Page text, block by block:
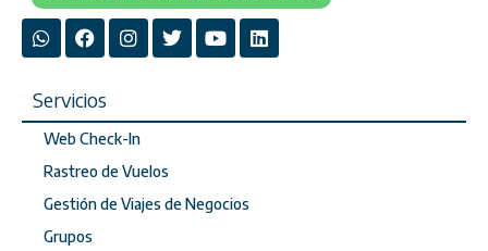
Servicios
Web Check-In
Rastreo de Vuelos
Gestión de Viajes de Negocios
Grupos